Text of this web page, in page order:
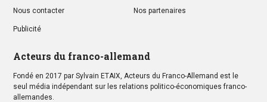
Nous contacter Nos partenaires
Publicité
Acteurs du franco-allemand
Fondé en 2017 par Sylvain ETAIX, Acteurs du Franco-Allemand est le
seul média indépendant sur les relations politico-économiques franco-
allemandes.